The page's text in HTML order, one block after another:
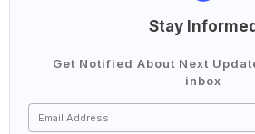
Stay
Get Notified About Next
inbox